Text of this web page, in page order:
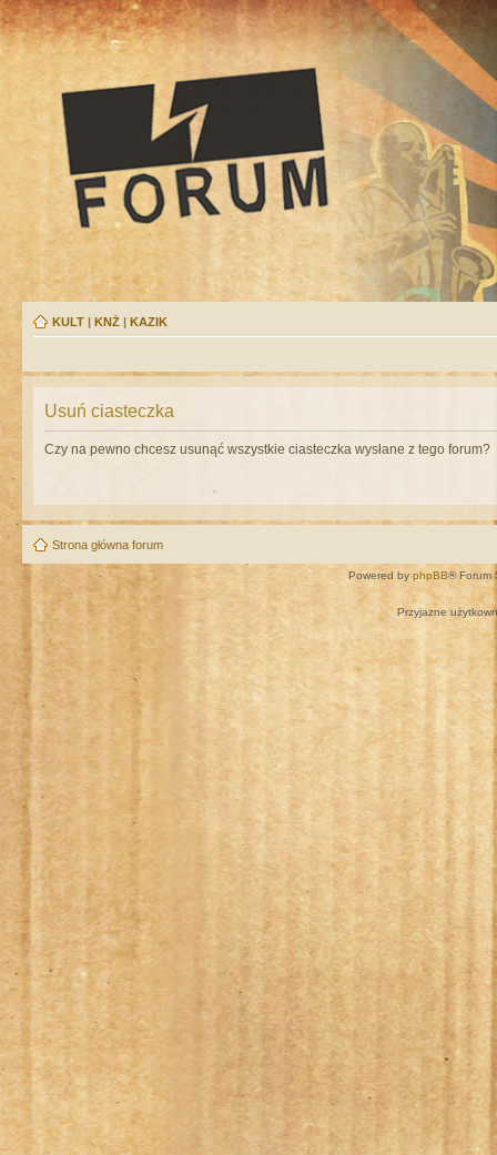
KULT | KNŻ | KAZIK
Usuń ciasteczka
Czy na pewno chcesz usunąć wszystkie ciasteczka wysłane z tego forum?
Strona główna forum
Powered by phpBB® Forum
Przyjazne